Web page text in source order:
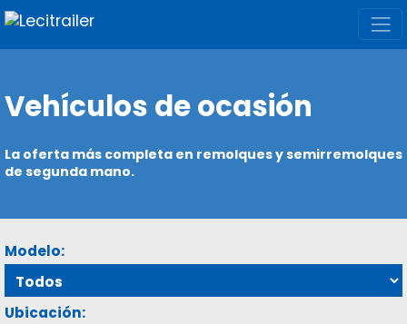
Vehículos de ocasión
La oferta más completa en remolques y semirremolques
de segunda mano.
Modelo:
Ubicación: